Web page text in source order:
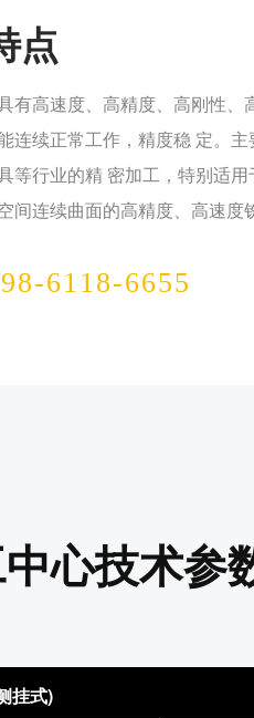
点
高速度、高精度、高刚性、
连续正常工作，精度稳 定。
等行业的精 密加工，特别适
间连续曲面的高精度、高速度
6118-6655
心技术参
挂式)